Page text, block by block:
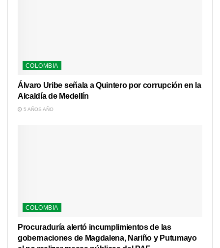
COLOMBIA
Álvaro Uribe señala a Quintero por corrupción en la
Alcaldía de Medellín
5 AÑOS AÑO
COLOMBIA
Procuraduría alertó incumplimientos de las
gobernaciones de Magdalena, Nariño y Putumayo